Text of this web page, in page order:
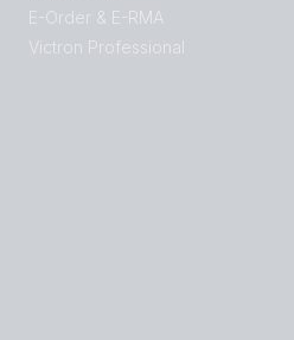
E-Order & E-RMA
Victron Professional